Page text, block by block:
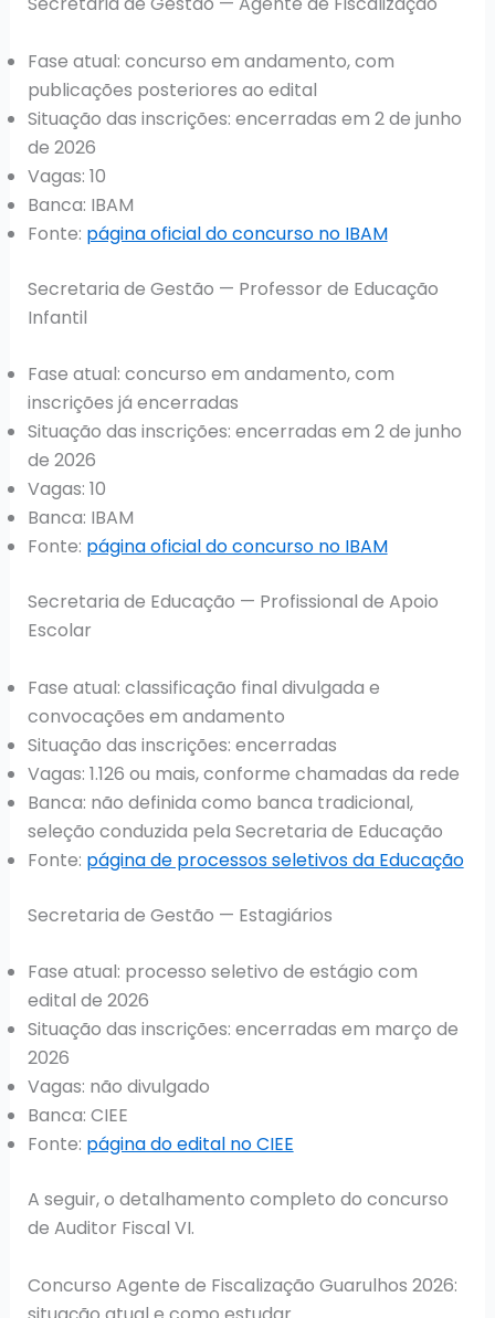
Fase atual: concurso em andamento, com
publicações posteriores ao edital
Situação das inscrições: encerradas em 2 de junho
de 2026
Vagas: 10
Banca: IBAM
Fonte: página oficial do concurso no IBAM
Secretaria de Gestão — Professor de Educação
Infantil
Fase atual: concurso em andamento, com
inscrições já encerradas
Situação das inscrições: encerradas em 2 de junho
de 2026
Vagas: 10
Banca: IBAM
Fonte: página oficial do concurso no IBAM
Secretaria de Educação — Profissional de Apoio
Escolar
Fase atual: classificação final divulgada e
convocações em andamento
Situação das inscrições: encerradas
Vagas: 1.126 ou mais, conforme chamadas da rede
Banca: não definida como banca tradicional,
seleção conduzida pela Secretaria de Educação
Fonte: página de processos seletivos da Educação
Secretaria de Gestão — Estagiários
Fase atual: processo seletivo de estágio com
edital de 2026
Situação das inscrições: encerradas em março de
2026
Vagas: não divulgado
Banca: CIEE
Fonte: página do edital no CIEE
A seguir, o detalhamento completo do concurso
de Auditor Fiscal VI.
Concurso Agente de Fiscalização Guarulhos 2026: